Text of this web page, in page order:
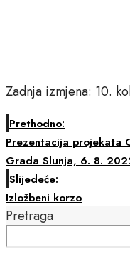
Zadnja izmjena: 10.
Prethodno:
Prezentacija projekata
Grada Slunja, 6. 8.
Slijedeće:
Izložbeni korzo
Pretraga